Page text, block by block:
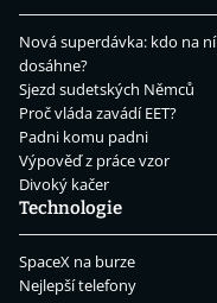
Nová superdávka: kdo na ní
dosáhne?
Sjezd sudetských Němců
Proč vláda zavádí EET?
Padni komu padni
Výpověď z práce vzor
Divoký kačer
Technologie
SpaceX na burze
Nejlepší telefony